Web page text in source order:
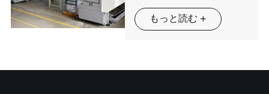
もっと読む +